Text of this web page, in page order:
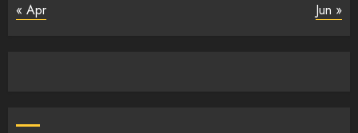
« Apr Jun »